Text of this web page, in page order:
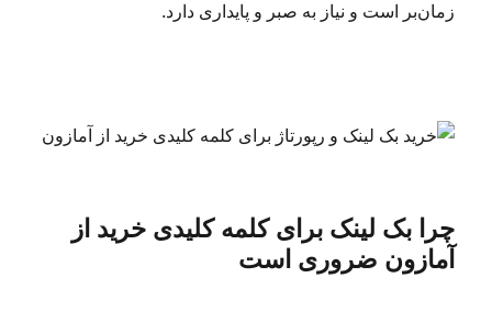
زمان‌بر است و نیاز به صبر و پایداری دارد.
چرا بک لینک برای کلمه کلیدی خرید از
آمازون ضروری است